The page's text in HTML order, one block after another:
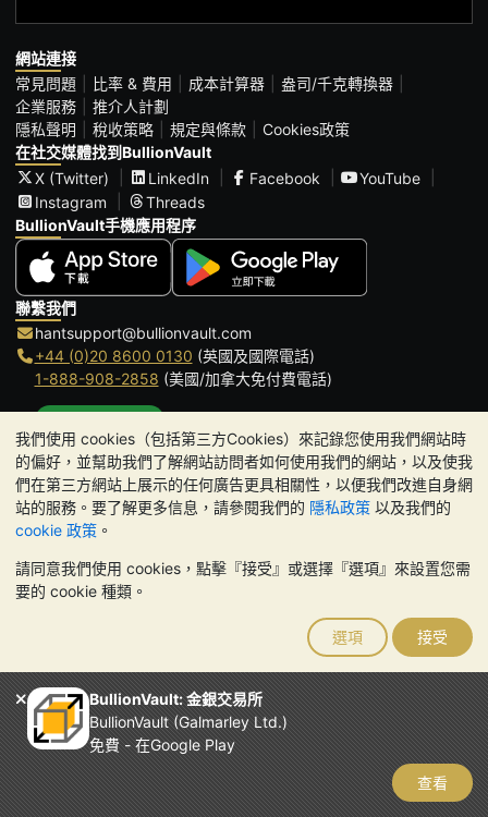
我們使用 cookies（包括第三方Cookies）來記錄您使用我們網站時
的偏好，並幫助我們了解網站訪問者如何使用我們的網站，以及使我
們在第三方網站上展示的任何廣告更具相關性，以便我們改進自身網
站的服務。要了解更多信息，請參閱我們的 隱私政策 以及我們的
cookie 政策 。
請同意我們使用 cookies，點擊『接受』或選擇『選項』來設置您需
要的 cookie 種類。
選項 接受
BullionVault: 金銀交易所
BullionVault (Galmarley Ltd.)
免費 - 在Google Play
查看
網站連接
常見問題
比率 & 費用 成本計算器
盎司/千克轉換器
企業服務
推介人計劃
隱私聲明
稅收策略 規定與條款
Cookies政策
在社交媒體找到BullionVault
X (Twitter)
LinkedIn Facebook
YouTube
Instagram
Threads
BullionVault手機應用程序
聯繫我們
hantsupport@bullionvault.com
+44 (0)20 8600 0130 (英國及國際電話)
1-888-908-2858 (美國/加拿大免付費電話)
辦公時間:
9am to 8:30pm (英國時間), 周一至周五
Galmarley Ltd T/A BullionVault
3 Shortlands (7th Floor)
London
W6 8DA
貴金屬的價值可能下跌也可能上漲。歷史趨勢不能保證未來
的價格走勢。BullionVault 網站及其任何通訊中的任何內容均不構成
投資建議。您應該考慮尋求專業建議，以確定投資並持有金條是否適
合您。
Galmarley Ltd，以 BullionVault 名義進行交易，在英格蘭和威爾斯
註冊，註冊號碼：4943684
BullionVault Ltd © 2026